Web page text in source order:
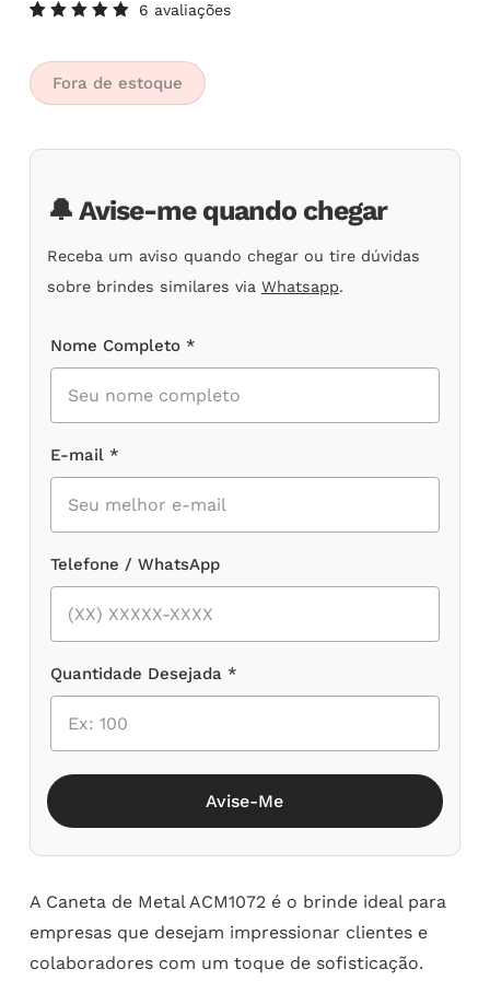
5.00de
5, com
baseado
em
clientes
6 avaliações
Fora de estoque
🔔 Avise-me quando chegar
Receba um aviso quando chegar ou tire dúvidas
sobre brindes similares via Whatsapp.
Nome Completo *
E-mail *
Telefone / WhatsApp
Quantidade Desejada *
Avise-Me
A Caneta de Metal ACM1072 é o brinde ideal para
empresas que desejam impressionar clientes e
colaboradores com um toque de sofisticação.